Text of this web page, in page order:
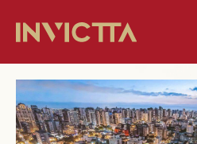
Home